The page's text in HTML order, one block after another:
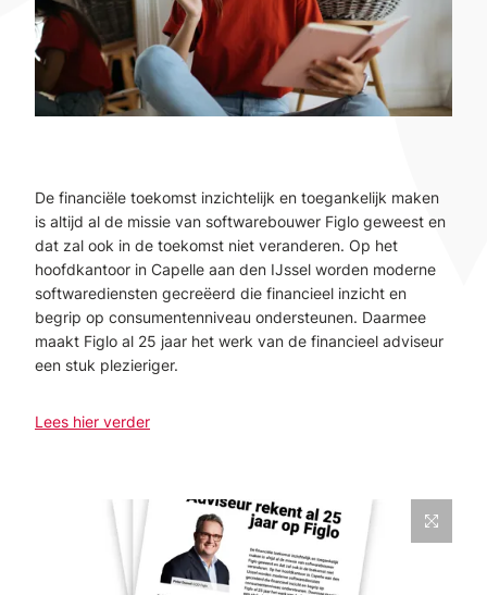
De financiële toekomst inzichtelijk en toegankelijk maken
is altijd al de missie van softwarebouwer Figlo geweest en
dat zal ook in de toekomst niet veranderen. Op het
hoofdkantoor in Capelle aan den IJssel worden moderne
softwarediensten gecreëerd die financieel inzicht en
begrip op consumentenniveau ondersteunen. Daarmee
maakt Figlo al 25 jaar het werk van de financieel adviseur
een stuk plezieriger.
Lees hier verder